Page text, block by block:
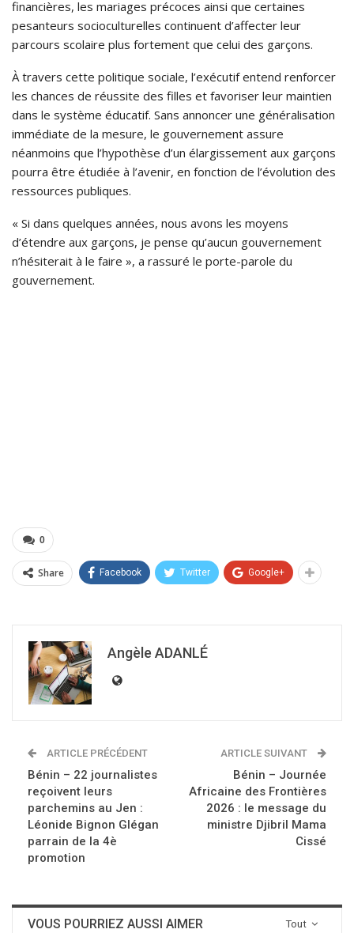
financières, les mariages précoces ainsi que certaines
pesanteurs socioculturelles continuent d’affecter leur
parcours scolaire plus fortement que celui des garçons.
À travers cette politique sociale, l’exécutif entend renforcer
les chances de réussite des filles et favoriser leur maintien
dans le système éducatif. Sans annoncer une généralisation
immédiate de la mesure, le gouvernement assure
néanmoins que l’hypothèse d’un élargissement aux garçons
pourra être étudiée à l’avenir, en fonction de l’évolution des
ressources publiques.
« Si dans quelques années, nous avons les moyens
d’étendre aux garçons, je pense qu’aucun gouvernement
n’hésiterait à le faire », a rassuré le porte-parole du
gouvernement.
0
Share Facebook Twitter Google+
Angèle ADANLÉ
ARTICLE PRÉCÉDENT
Bénin – 22 journalistes
reçoivent leurs
parchemins au Jen :
Léonide Bignon Glégan
parrain de la 4è
promotion
ARTICLE SUIVANT
Bénin – Journée
Africaine des Frontières
2026 : le message du
ministre Djibril Mama
Cissé
Tout
VOUS POURRIEZ AUSSI AIMER